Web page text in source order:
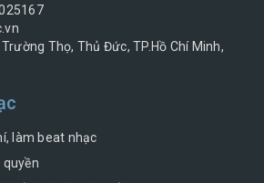
Thọ, Thủ Đức, TP.Hồ Chí Minh,
làm beat nhạc
quyền